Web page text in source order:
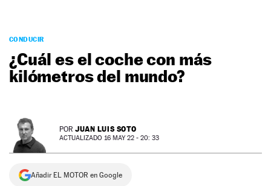
PODCAST
MOTOS
TECNOLOGÍA
PREMIOS
SERVICIOS
CONDUCIR
¿Cuál es el coche con más
kilómetros del mundo?
POR JUAN LUIS SOTO
ACTUALIZADO 16 MAY 22 - 20: 33
Añadir EL MOTOR en Google